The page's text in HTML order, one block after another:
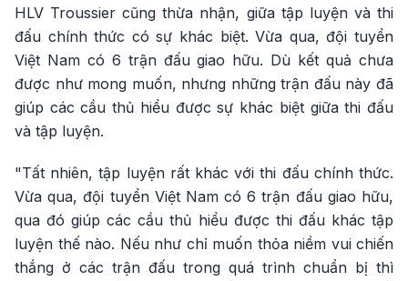
HLV Troussier cũng thừa nhận, giữa tập luyện và thi
đấu chính thức có sự khác biệt. Vừa qua, đội tuyển
Việt Nam có 6 trận đấu giao hữu. Dù kết quả chưa
được như mong muốn, nhưng những trận đấu này đã
giúp các cầu thủ hiểu được sự khác biệt giữa thi đấu
và tập luyện.
"Tất nhiên, tập luyện rất khác với thi đấu chính thức.
Vừa qua, đội tuyển Việt Nam có 6 trận đấu giao hữu,
qua đó giúp các cầu thủ hiểu được thi đấu khác tập
luyện thế nào. Nếu như chỉ muốn thỏa niềm vui chiến
thắng ở các trận đấu trong quá trình chuẩn bị thì